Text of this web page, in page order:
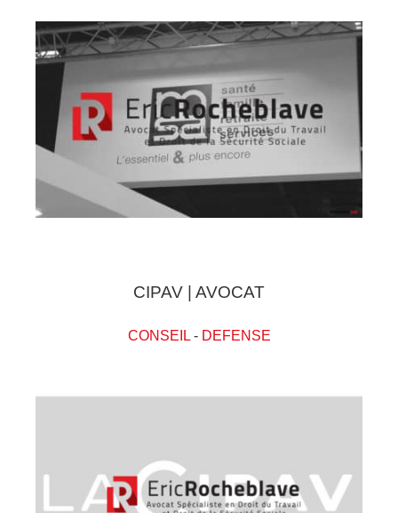
CIPAV | AVOCAT
CONSEIL- DEFENSE